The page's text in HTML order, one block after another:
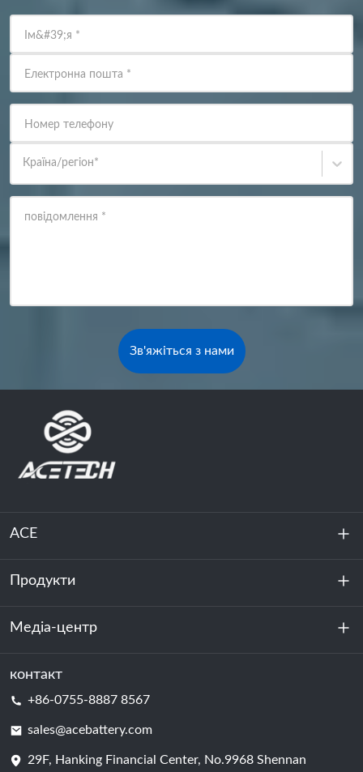
Ім&#39;я *
Електронна пошта *
Номер телефону
Країна/регіон*
повідомлення *
Зв'яжіться з нами
ACE
Про нас
Стійкість
Продукти
Зберігання енергії
Центр обробки даних та серверна кімната
Елемент батареї
Медіа-центр
Новини
контакт
+86-0755-8887 8567
sales@acebattery.com
29F, Hanking Financial Center, No.9968 Shennan